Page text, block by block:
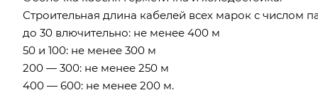
Строительная длина кабелей всех марок с числом
до 30 влючительно: не менее 400 м
50 и 100: не менее 300 м
200 — 300: не менее 250 м
400 — 600: не менее 200 м.